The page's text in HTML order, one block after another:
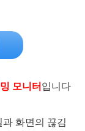
모니터입니다
화면의 끊김